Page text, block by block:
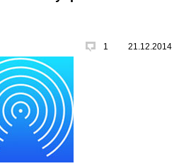
1 21.12.2014